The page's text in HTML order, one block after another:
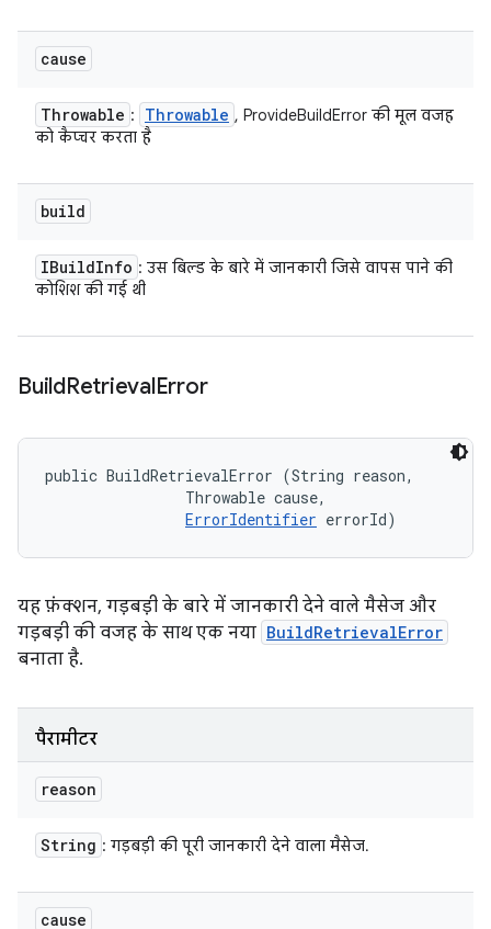
cause
Throwable : Throwable , ProvideBuildError की मूल वजह
को कैप्चर करता है
build
IBuildInfo : उस बिल्ड के बारे में जानकारी जिसे वापस पाने की
कोशिश की गई थी
BuildRetrievalError
public BuildRetrievalError (String reason,
                Throwable cause,
ErrorIdentifier errorId)
यह फ़ंक्शन, गड़बड़ी के बारे में जानकारी देने वाले मैसेज और
गड़बड़ी की वजह के साथ एक नया BuildRetrievalError
बनाता है.
पैरामीटर
reason
String : गड़बड़ी की पूरी जानकारी देने वाला मैसेज.
cause